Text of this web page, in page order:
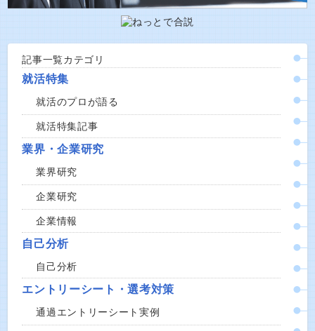
記事一覧カテゴリ
就活特集
就活のプロが語る
就活特集記事
業界・企業研究
業界研究
企業研究
企業情報
自己分析
自己分析
エントリーシート・選考対策
通過エントリーシート実例